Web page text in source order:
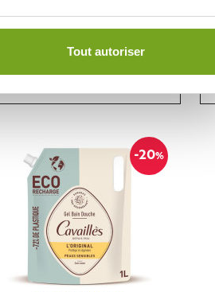
Tout autoriser
ROGE CAVAILLES
CAVAILLES GEL BAIN DOUCHE FLEUR
DE COTON 1L
7,92 €
AÑADIR A LA CESTA
-20%